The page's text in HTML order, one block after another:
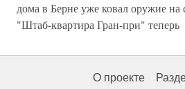
дома в Берне уже ковал оружие
"Штаб-квартира Гран-при" теперь
О проекте